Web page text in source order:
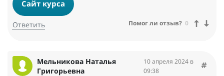
Сайт курса
Ответить Помог ли отзыв? 0
Мельникова Наталья
Григорьевна
10 апреля 2024 в
09:38